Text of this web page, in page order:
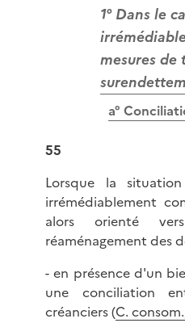
1° Dans le
mesures
a°
55
Lorsque la
irrémédiablement
alors orienté
réaménagement des
- en présence d'un
une conciliation
créanciers (C.